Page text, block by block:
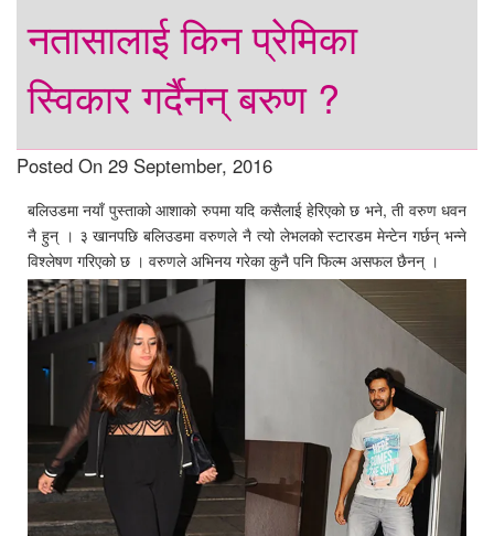
नतासालाई किन प्रेमिका
स्विकार गर्दैनन् बरुण ?
Posted On 29 September, 2016
बलिउडमा नयाँ पुस्ताको आशाको रुपमा यदि कसैलाई हेरिएको छ भने, ती वरुण धवन
नै हुन् । ३ खानपछि बलिउडमा वरुणले नै त्यो लेभलको स्टारडम मेन्टेन गर्छन् भन्ने
विश्लेषण गरिएको छ । वरुणले अभिनय गरेका कुनै पनि फिल्म असफल छैनन् ।